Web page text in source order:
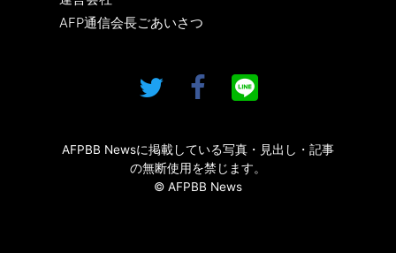
AFP通信会長ごあいさつ
AFPBB Newsに掲載している写真・見出し・記事
の無断使用を禁じます。
© AFPBB News